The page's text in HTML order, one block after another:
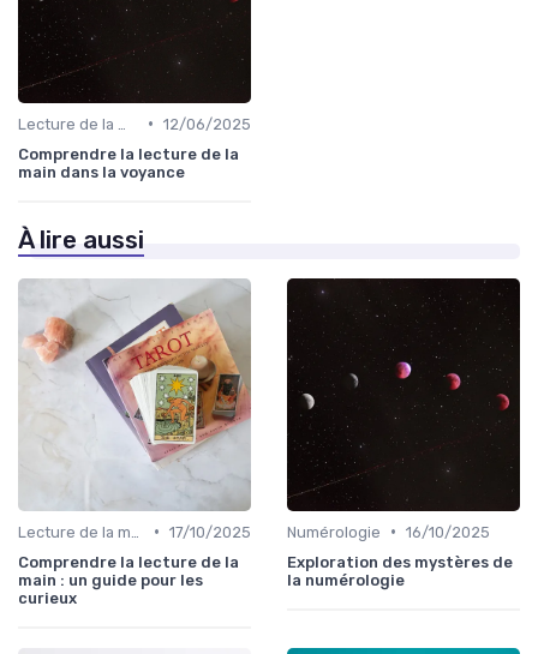
• 12/06/2025
Comprendre la lecture de la
main dans la voyance
À lire aussi
• 17/10/2025
Comprendre la lecture de la
main : un guide pour les
curieux
Numérologie • 16/10/2025
Exploration des mystères de
la numérologie